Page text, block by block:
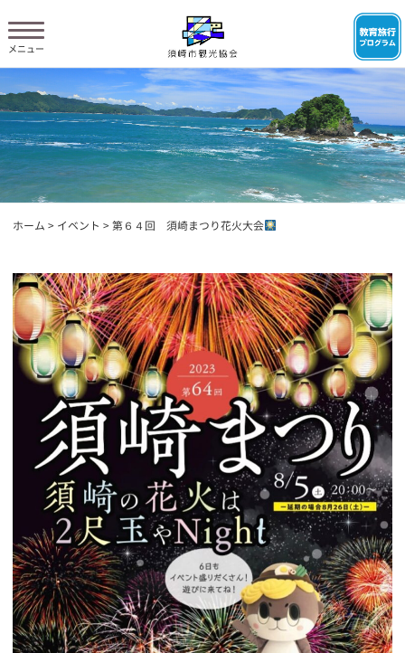
ホーム > イベント > 第６４回 須崎まつり花火大会